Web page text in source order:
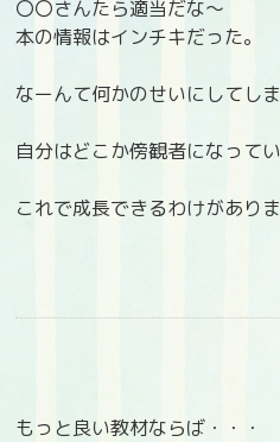
〇〇さんたら適当だな～
本の情報はインチキだった。
なーんて何かのせいにしてしま
自分はどこか傍観者になって
これで成長できるわけがありま
もっと良い教材ならば・・・